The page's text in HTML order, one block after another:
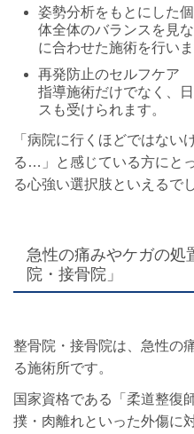
姿勢分析をもとにした
体全体のバランスを見
に合わせた施術を行いま
再発防止のセルフケア
指導施術だけでなく、
スも受けられます。
「病院に行くほどではない
る…」と感じている方にと
る心強い選択肢といえるで
急性の痛みやケガの処
院・接骨院」
整骨院・接骨院は、急性の
る施術所です。
国家資格である「柔道整復
撲・肉離れといった外傷に